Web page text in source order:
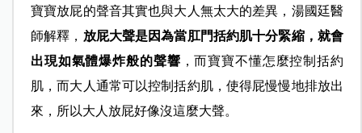
寶寶放屁的聲音其實也與大人無太大的差異，湯國廷醫
師解釋， 放屁大聲是因為當肛門括約肌十分緊縮，就會
出現如氣體爆炸般的聲響 ，而寶寶不懂怎麼控制括約
肌，而大人通常可以控制括約肌，使得屁慢慢地排放出
來，所以大人放屁好像沒這麼大聲。